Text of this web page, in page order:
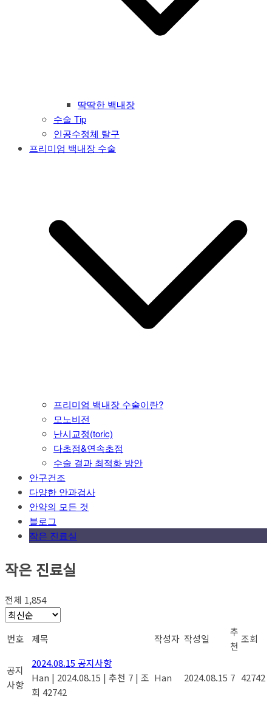
딱딱한 백내장
수술 Tip
인공수정체 탈구
프리미엄 백내장 수술
프리미엄 백내장 수술이란?
모노비전
난시교정(toric)
다초점&연속초점
수술 결과 최적화 방안
안구건조
다양한 안과검사
안약의 모든 것
블로그
작은 진료실
작은 진료실
전체 1,854
번호 제목 작성자 작성일
추
천
조회
공지
사항
2024.08.15 공지사항
Han | 2024.08.15 | 추천 7 | 조
회 42742
Han 2024.08.15 7 42742